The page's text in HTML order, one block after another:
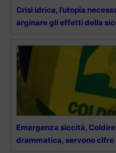
Crisi idrica, l’utopia
arginare gli effetti della
Emergenza siccità,
drammatica, servono cifre